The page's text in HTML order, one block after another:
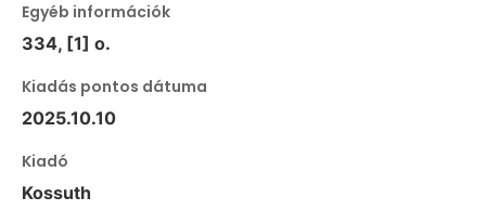
Egyéb információk
334, [1] o.
Kiadás pontos dátuma
2025.10.10
Kiadó
Kossuth